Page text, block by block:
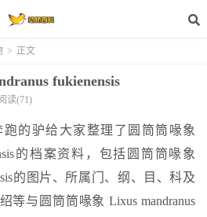
> 正文
fukienensis
读(71)
的驴给大家整理了圆筒筒喙象
的档案资料，包括圆筒筒喙象
的图片、所属门、纲、目、科及
等与圆筒筒喙象 Lixus mandranus